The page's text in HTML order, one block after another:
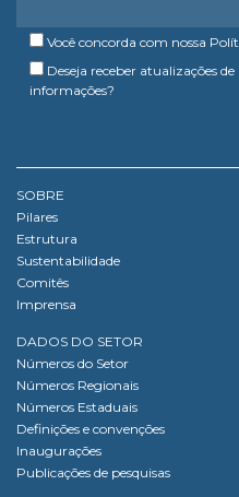
Você concorda com nossa
Deseja receber atualizações
informações?
SOBRE
Pilares
Estrutura
Sustentabilidade
Comitês
Imprensa
DADOS DO SETOR
Números do Setor
Números Regionais
Números Estaduais
Definições e convenções
Inaugurações
Publicações de pesquisas